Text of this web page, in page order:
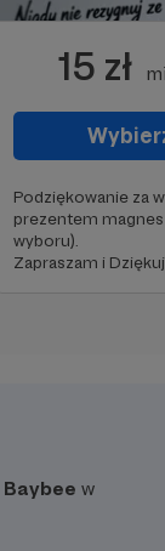
15 zł
Podziękowanie za
prezentem
wyboru).
Zapraszam i
Baybee w